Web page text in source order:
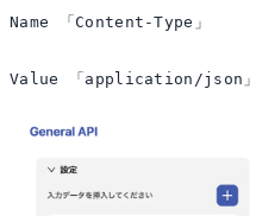
Name 「Content-Type」
Value 「application/json」